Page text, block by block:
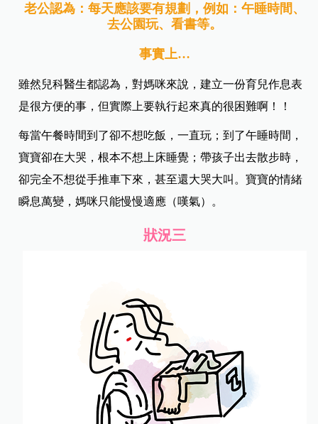
老公認為：每天應該要有規劃，例如：午睡時間、
去公園玩、看書等。
事實上…
雖然兒科醫生都認為，對媽咪來說，建立一份育兒作息表
是很方便的事，但實際上要執行起來真的很困難啊！！
每當午餐時間到了卻不想吃飯，一直玩；到了午睡時間，
寶寶卻在大哭，根本不想上床睡覺；帶孩子出去散步時，
卻完全不想從手推車下來，甚至還大哭大叫。寶寶的情緒
瞬息萬變，媽咪只能慢慢適應（嘆氣）。
狀況三